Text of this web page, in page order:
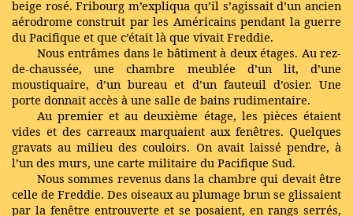
beige rosé. Fribourg m’expliqua qu’il s’agissait d’un ancien
aérodrome construit par les Américains pendant la guerre
du Pacifique et que c’était là que vivait Freddie.
Nous entrâmes dans le bâtiment à deux étages. Au rez-
de-chaussée, une chambre meublée d’un lit, d’une
moustiquaire, d’un bureau et d’un fauteuil d’osier. Une
porte donnait accès à une salle de bains rudimentaire.
Au premier et au deuxième étage, les pièces étaient
vides et des carreaux marquaient aux fenêtres. Quelques
gravats au milieu des couloirs. On avait laissé pendre, à
l’un des murs, une carte militaire du Pacifique Sud.
Nous sommes revenus dans la chambre qui devait être
celle de Freddie. Des oiseaux au plumage brun se glissaient
par la fenêtre entrouverte et se posaient, en rangs serrés,